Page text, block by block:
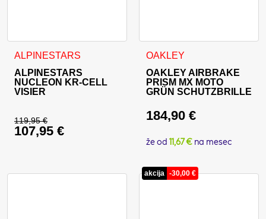
ALPINESTARS
ALPINESTARS
NUCLEON KR-CELL
VISIER
119,95€
Ursprünglicher Preis war: 119,95 €
107,95 €
Aktueller Preis ist: 107,95 €.
Dieses Produkt weist mehrere Varianten auf. Die Optionen
OAKLEY
OAKLEY AIRBRAKE
PRISM MX MOTO
GRÜN SCHUTZBRILLE
184,90 €
že od 11,67 € na mesec
akcija -30,00 €